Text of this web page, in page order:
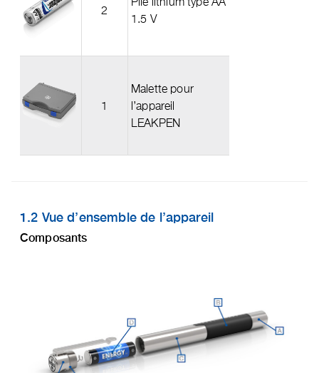
2
1.5 V
1
Malette pour
l’appareil
LEAKPEN
1.2 Vue d’ensemble de l’appareil
Composants